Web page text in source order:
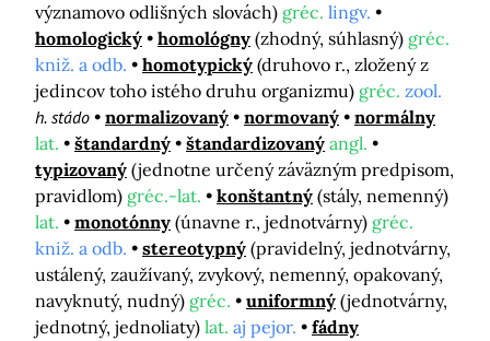
významovo odlišných slovách) gréc. lingv.
homologický
homológny (zhodný, súhlasný) gréc.
kniž. a odb.
homotypický (druhovo r., zložený z
jedincov toho istého druhu organizmu) gréc. zool.
h. stádo
normalizovaný normovaný
normálny
lat.
štandardný štandardizovaný angl.
typizovaný (jednotne určený záväzným predpisom,
pravidlom) gréc.-lat. konštantný (stály, nemenný)
lat.
monotónny (únavne r., jednotvárny) gréc.
kniž. a odb.
stereotypný (pravidelný, jednotvárny,
ustálený, zaužívaný, zvykový, nemenný, opakovaný,
navyknutý, nudný) gréc. uniformný (jednotvárny,
jednotný, jednoliaty) lat. aj pejor.
fádny